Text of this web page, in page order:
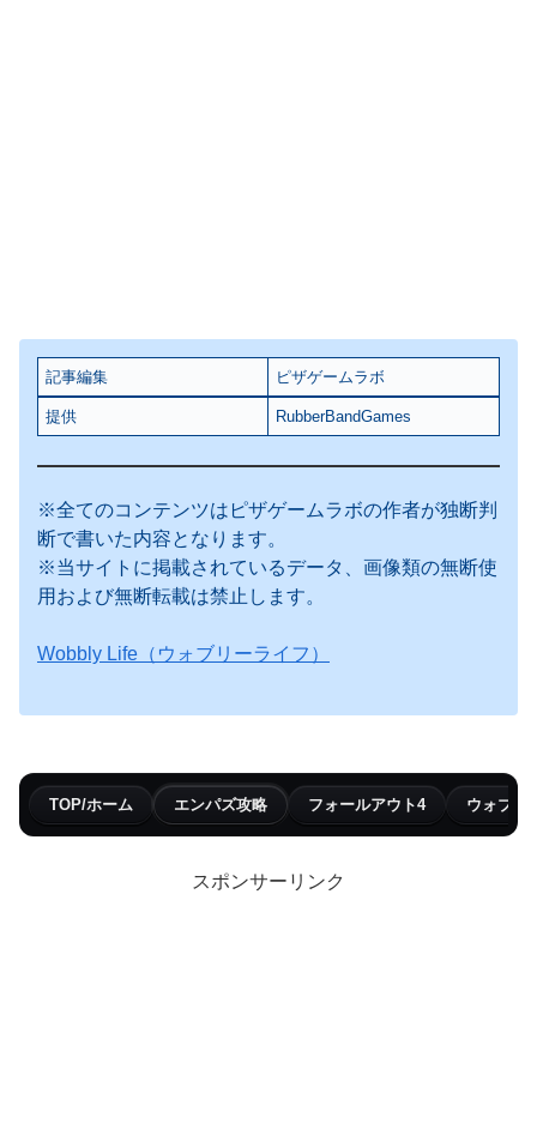
記事編集 ピザゲームラボ
提供 RubberBandGames
※全てのコンテンツはピザゲームラボの作者が独断判
断で書いた内容となります。
※当サイトに掲載されているデータ、画像類の無断使
用および無断転載は禁止します。
Wobbly Life（ウォブリーライフ）
TOP/ホーム エンパズ攻略 フォールアウト4 ウォブリ
スポンサーリンク